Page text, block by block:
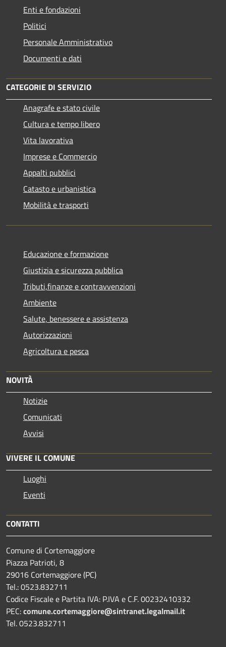
Enti e fondazioni
Politici
Personale Amministrativo
Documenti e dati
CATEGORIE DI SERVIZIO
Anagrafe e stato civile
Cultura e tempo libero
Vita lavorativa
Imprese e Commercio
Appalti pubblici
Catasto e urbanistica
Mobilità e trasporti
Educazione e formazione
Giustizia e sicurezza pubblica
Tributi,finanze e contravvenzioni
Ambiente
Salute, benessere e assistenza
Autorizzazioni
Agricoltura e pesca
NOVITÀ
Notizie
Comunicati
Avvisi
VIVERE IL COMUNE
Luoghi
Eventi
CONTATTI
Comune di Cortemaggiore
Piazza Patrioti, 8
29016 Cortemaggiore (PC)
Tel.: 0523.832711
Codice Fiscale e Partita IVA: P.IVA e C.F. 00232410332
PEC:comune.cortemaggiore@sintranet.legalmail.it
Tel. 0523.832711